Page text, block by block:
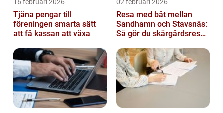
16 februari 2026
Tjäna pengar till
föreningen smarta sätt
att få kassan att växa
02 februari 2026
Resa med båt mellan
Sandhamn och Stavsnäs:
Så gör du skärgårdsresan